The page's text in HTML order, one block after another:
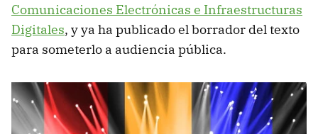
Comunicaciones Electrónicas e Infraestructuras
Digitales, y ya ha publicado el borrador del texto
para someterlo a audiencia pública.